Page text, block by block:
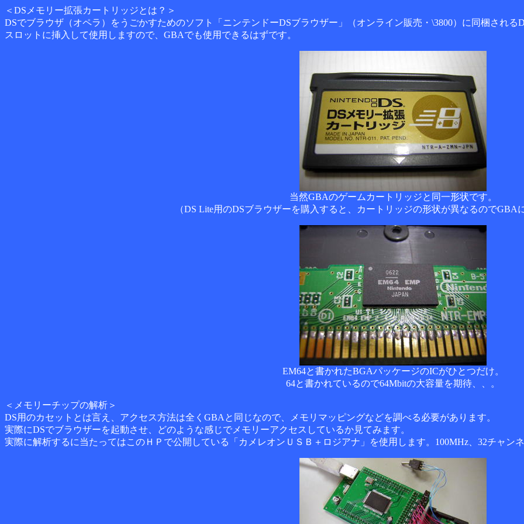
＜DSメモリー拡張カートリッジとは？＞
DSでブラウザ（オペラ）をうごかすためのソフト「ニンテンドーDSブラウザー」（オンライン販売・\3800）に同梱され
スロットに挿入して使用しますので、GBAでも使用できるはずです。
当然GBAのゲームカートリッジと同一形状です。
（DS Lite用のDSブラウザーを購入すると、カートリッジの形状が異なるのでGBA
EM64と書かれたBGAパッケージのICがひとつだけ。
64と書かれているので64Mbitの大容量を期待、、。
＜メモリーチップの解析＞
DS用のカセットとは言え、アクセス方法は全くGBAと同じなので、メモリマッピングなどを調べる必要があります。
実際にDSでブラウザーを起動させ、どのような感じでメモリーアクセスしているか見てみます。
実際に解析するに当たってはこのＨＰで公開している「カメレオンＵＳＢ＋ロジアナ」を使用します。100MHz、32チャン